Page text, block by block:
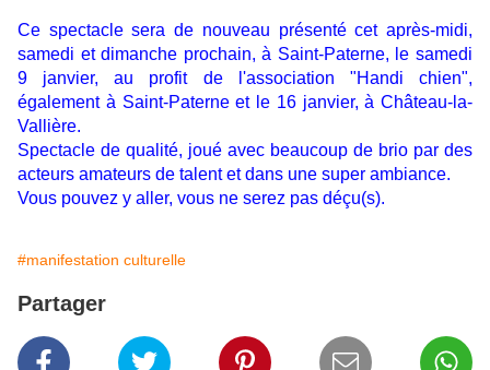
Ce spectacle sera de nouveau présenté cet après-midi,
samedi et dimanche prochain, à Saint-Paterne, le samedi
9 janvier, au profit de l'association "Handi chien",
également à Saint-Paterne et le 16 janvier, à Château-la-
Vallière.
Spectacle de qualité, joué avec beaucoup de brio par des
acteurs amateurs de talent et dans une super ambiance.
Vous pouvez y aller, vous ne serez pas déçu(s).
#manifestation culturelle
Partager